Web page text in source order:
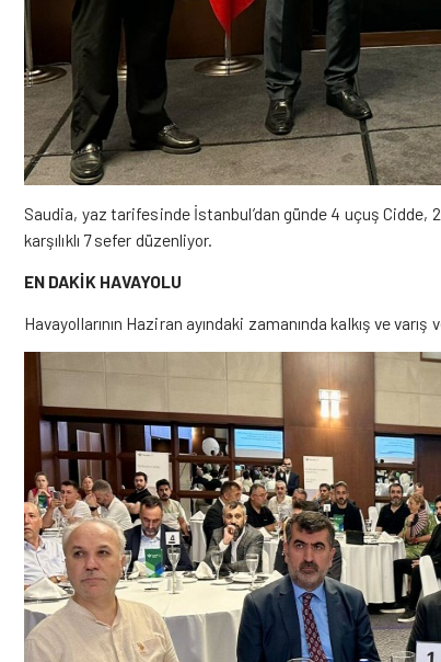
Saudia, yaz tarifesinde İstanbul’dan günde 4 uçuş Cidde,
karşılıklı 7 sefer düzenliyor.
EN DAKİK HAVAYOLU
Havayollarının Haziran ayındaki zamanında kalkış ve